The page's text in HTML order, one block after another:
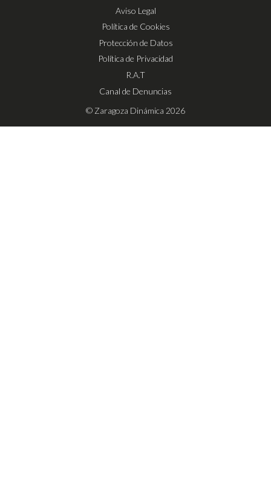
Aviso Legal
Política de Cookies
Protección de Datos
Política de Privacidad
R.A.T
Canal de Denuncias
© Zaragoza Dinámica 2026